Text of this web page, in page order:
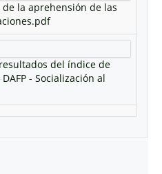
de la aprehensión de las
del índice de
- Socialización al